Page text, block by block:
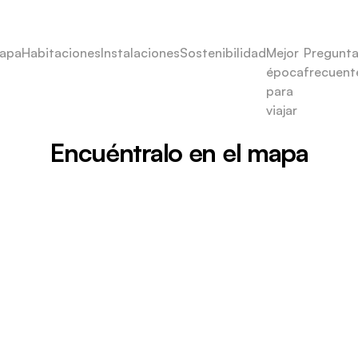
HabitacionesInstalacionesSostenibilidadMejor
época
para
viajar
Encuéntralo en el mapa